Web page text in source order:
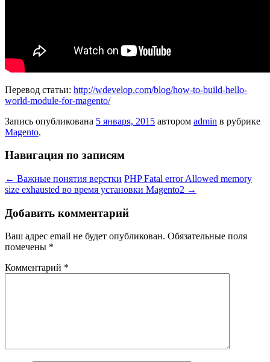
Перевод статьи: http://wdevelop.com/blog/how-to-build-hello-
world-module-for-magento/
Запись опубликована 5 января, 2015 автором admin в рубрике
Magento.
Навигация по записям
← Важные понятия верстки PHP Fatal error Allowed memory
size exhausted во время установки Magento2 →
Добавить комментарий
Ваш адрес email не будет опубликован. Обязательные поля
помечены *
Комментарий *